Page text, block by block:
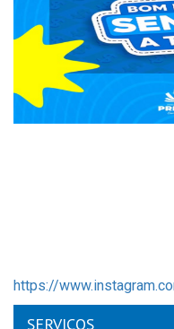
https://
SERVIÇOS